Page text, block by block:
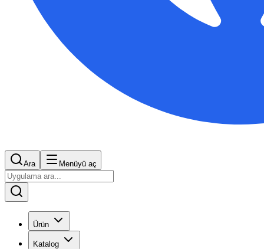
Ara Menüyü aç
Ürün
Katalog